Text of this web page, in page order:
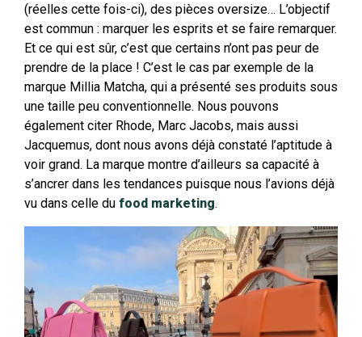
(réelles cette fois-ci), des pièces oversize… L’objectif
est commun : marquer les esprits et se faire remarquer.
Et ce qui est sûr, c’est que certains n’ont pas peur de
prendre de la place ! C’est le cas par exemple de la
marque Millia Matcha, qui a présenté ses produits sous
une taille peu conventionnelle. Nous pouvons
également citer Rhode, Marc Jacobs, mais aussi
Jacquemus, dont nous avons déjà constaté l’aptitude à
voir grand. La marque montre d’ailleurs sa capacité à
s’ancrer dans les tendances puisque nous l’avions déjà
vu dans celle du food marketing.